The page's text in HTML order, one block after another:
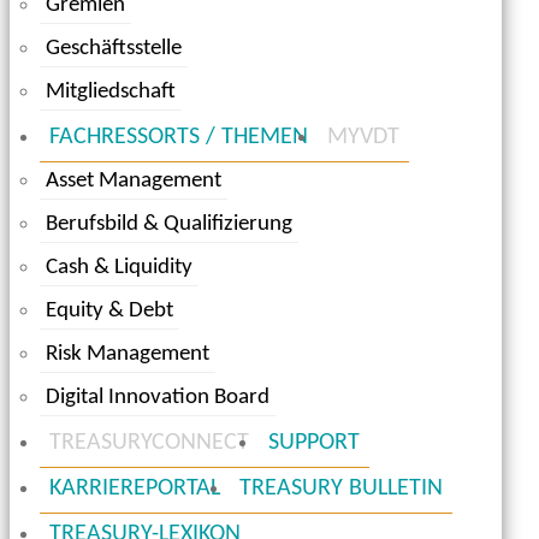
Gremien
Geschäftsstelle
Mitgliedschaft
FACHRESSORTS / THEMEN
Asset Management
Berufsbild & Qualifizierung
Cash & Liquidity
Equity & Debt
Risk Management
Digital Innovation Board
MYVDT
TREASURYCONNECT
SUPPORT
KARRIEREPORTAL
TREASURY BULLETIN